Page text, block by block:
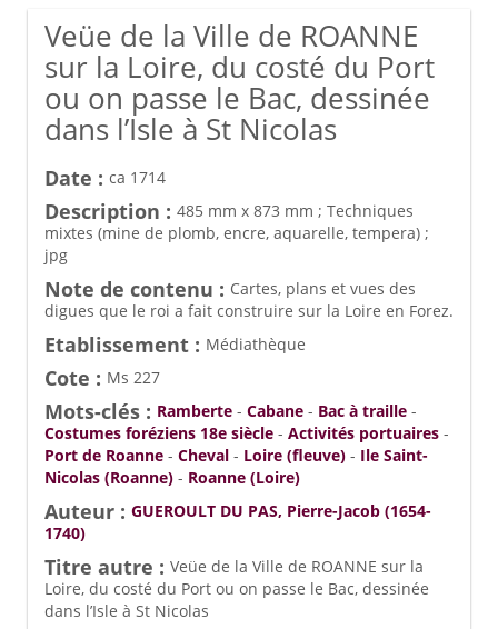
Veüe de la Ville de ROANNE
sur la Loire, du costé du Port
ou on passe le Bac, dessinée
dans l’Isle à St Nicolas
Date : ca 1714
Description : 485 mm x 873 mm ; Techniques
mixtes (mine de plomb, encre, aquarelle, tempera) ;
jpg
Note de contenu : Cartes, plans et vues des
digues que le roi a fait construire sur la Loire en Forez.
Etablissement : Médiathèque
Cote : Ms 227
Mots-clés : Ramberte - Cabane - Bac à traille -
Costumes foréziens 18e siècle - Activités portuaires -
Port de Roanne - Cheval - Loire (fleuve) - Ile Saint-
Nicolas (Roanne) - Roanne (Loire)
Auteur : GUEROULT DU PAS, Pierre-Jacob (1654-
1740)
Titre autre : Veüe de la Ville de ROANNE sur la
Loire, du costé du Port ou on passe le Bac, dessinée
dans l’Isle à St Nicolas